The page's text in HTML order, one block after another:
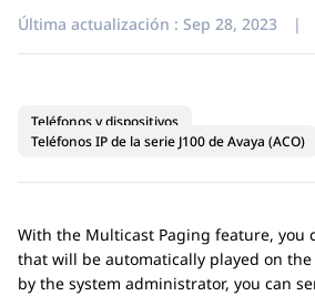
Última actualización : Sep 28, 2023 |
Teléfonos y dispositivos
Teléfonos IP de la serie J100 de Avaya (ACO)
With the Multicast Paging feature, you
that will be automatically played on
by the system administrator, you can